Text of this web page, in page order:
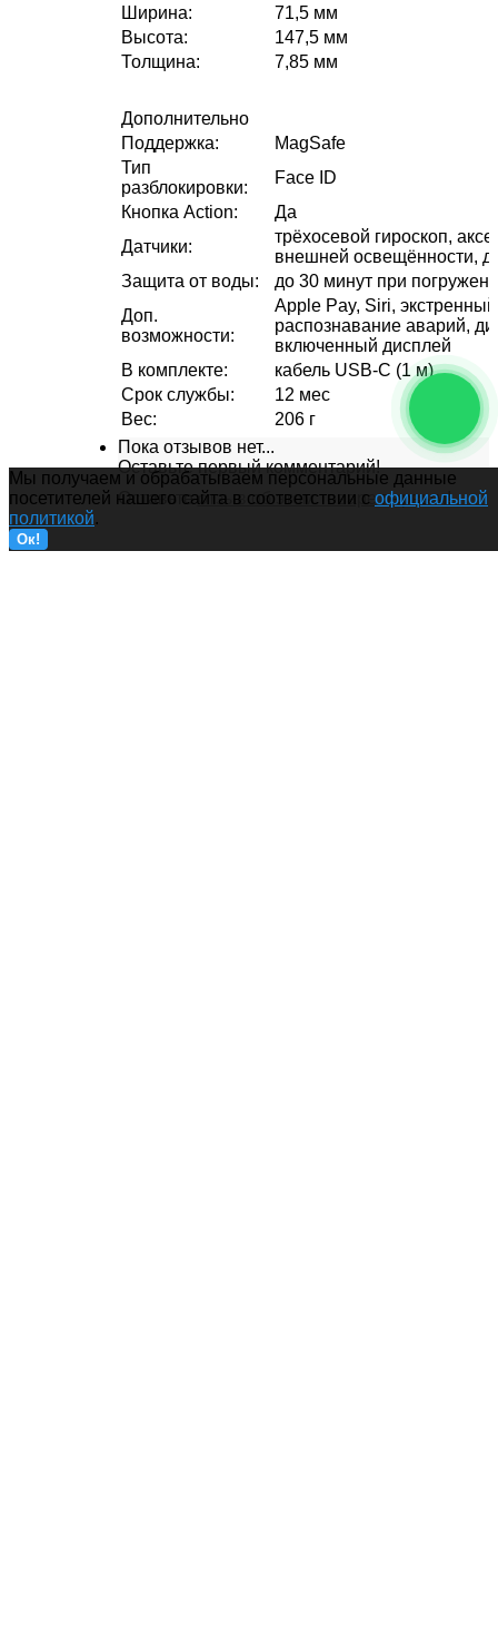
Ширина:
71,5 мм
Высота:
147,5 мм
Толщина: 7,85 мм
Дополнительно
Поддержка:
MagSafe
Тип
разблокировки:
Face ID
Кнопка Action:
Да
Датчики:
трёхосевой гироскоп,
внешней освещённости,
Защита от воды:
до 30 минут при
Доп.
возможности:
Apple Pay, Siri,
распознавание аварий,
включенный дисплей
В комплекте:
кабель USB-С (1 м)
Срок службы:
12 мес
Вес:
206 г
Пока отзывов нет...
Оставьте первый комментарий!
Оставьтеотзыв об этом товарепервым!
Мы получаем и обрабатываем персональные данные
посетителей нашего сайта в соответствии с официальной
политикой.
Ок!